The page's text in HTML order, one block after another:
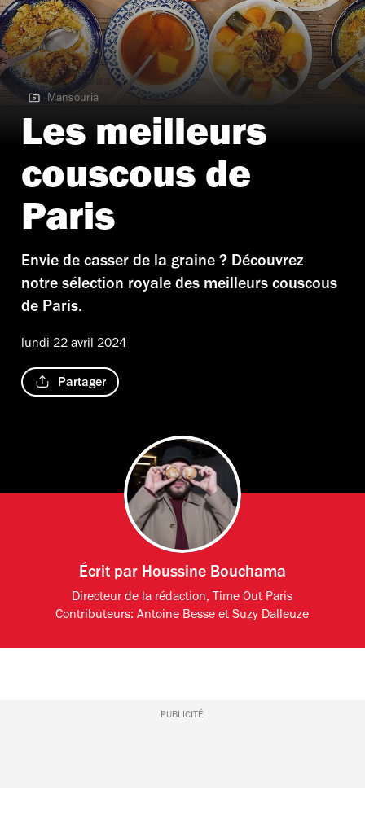
Mansouria
Mansouria
Les meilleurs
couscous de
Paris
Envie de casser de la graine ? Découvrez
notre sélection royale des meilleurs couscous
de Paris.
lundi 22 avril 2024
Partager
Écrit par Houssine Bouchama
Directeur de la rédaction, Time Out Paris
Contributeurs:Antoine Besse etSuzy Dalleuze
PUBLICITÉ